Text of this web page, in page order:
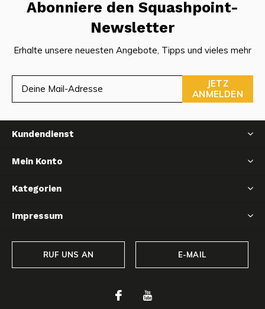
Abonniere den Squashpoint-
Newsletter
Erhalte unsere neuesten Angebote, Tipps und vieles mehr
JETZ
ANMELDEN
Kundendienst
Mein Konto
Kategorien
Impressum
RUF UNS AN E-MAIL